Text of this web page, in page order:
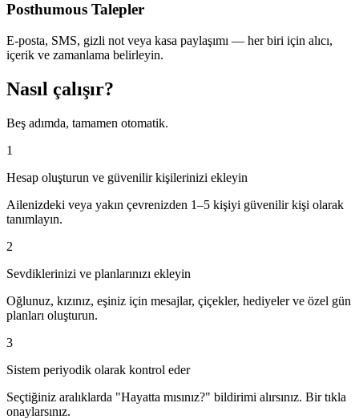
Posthumous Talepler
E-posta, SMS, gizli not veya kasa paylaşımı — her biri için alıcı,
içerik ve zamanlama belirleyin.
Nasıl çalışır?
Beş adımda, tamamen otomatik.
1
Hesap oluşturun ve güvenilir kişilerinizi ekleyin
Ailenizdeki veya yakın çevrenizden 1–5 kişiyi güvenilir kişi olarak
tanımlayın.
2
Sevdiklerinizi ve planlarınızı ekleyin
Oğlunuz, kızınız, eşiniz için mesajlar, çiçekler, hediyeler ve özel gün
planları oluşturun.
3
Sistem periyodik olarak kontrol eder
Seçtiğiniz aralıklarda "Hayatta mısınız?" bildirimi alırsınız. Bir tıkla
onaylarsınız.